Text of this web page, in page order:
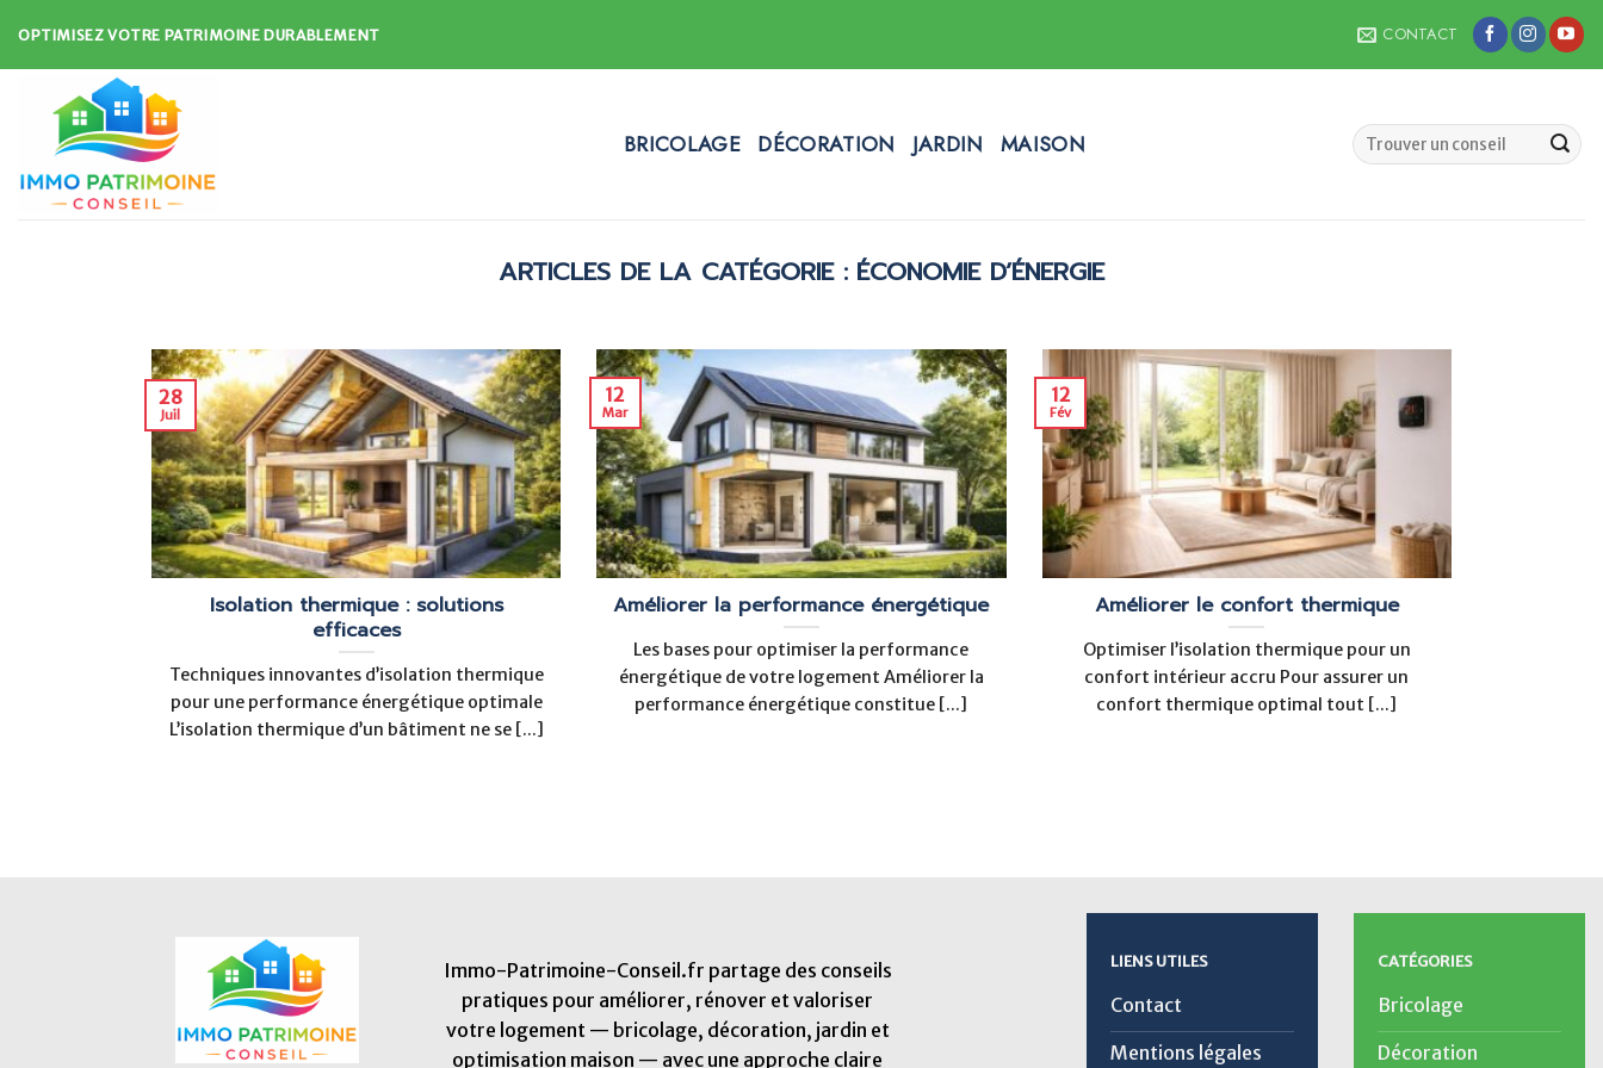
to
content
OPTIMISEZ VOTRE PATRIMOINE DURABLEMENT CONTACT
BRICOLAGE DÉCORATION JARDIN MAISON
ÉCONOMIE D’ÉNERGIE
Isolation thermique : solutions
efficaces
Techniques innovantes d’isolation thermique
pour une performance énergétique optimale
L’isolation thermique d’un bâtiment ne se [...]
28
Juil
Améliorer la performance énergétique
Les bases pour optimiser la performance
énergétique de votre logement Améliorer la
performance énergétique constitue [...]
12
Mar
Améliorer le confort thermique
Optimiser l’isolation thermique pour un
confort intérieur accru Pour assurer un
confort thermique optimal tout [...]
12
Fév
Immo-Patrimoine-Conseil.fr partage des conseils
pratiques pour améliorer, rénover et valoriser
votre logement — bricolage, décoration, jardin et
optimisation maison — avec une approche claire
LIENS UTILES
Contact
Mentions légales
CATÉGORIES
Bricolage
Décoration